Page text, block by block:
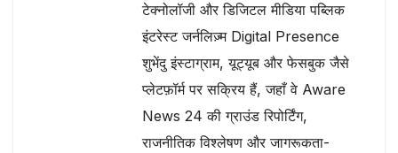
टेक्नोलॉजी और डिजिटल मीडिया पब्लिक
इंटरेस्ट जर्नलिज़्म Digital Presence
शुभेंदु इंस्टाग्राम, यूट्यूब और फेसबुक जैसे
प्लेटफ़ॉर्म पर सक्रिय हैं, जहाँ वे Aware
News 24 की ग्राउंड रिपोर्टिंग,
राजनीतिक विश्लेषण और जागरूकता-